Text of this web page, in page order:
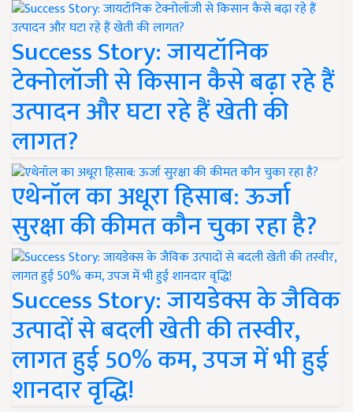
Success Story: जायटॉनिक
टेक्नोलॉजी से किसान कैसे बढ़ा रहे हैं
उत्पादन और घटा रहे हैं खेती की
लागत?
एथेनॉल का अधूरा हिसाब: ऊर्जा
सुरक्षा की कीमत कौन चुका रहा है?
Success Story: जायडेक्स के जैविक
उत्पादों से बदली खेती की तस्वीर,
लागत हुई 50% कम, उपज में भी हुई
शानदार वृद्धि!